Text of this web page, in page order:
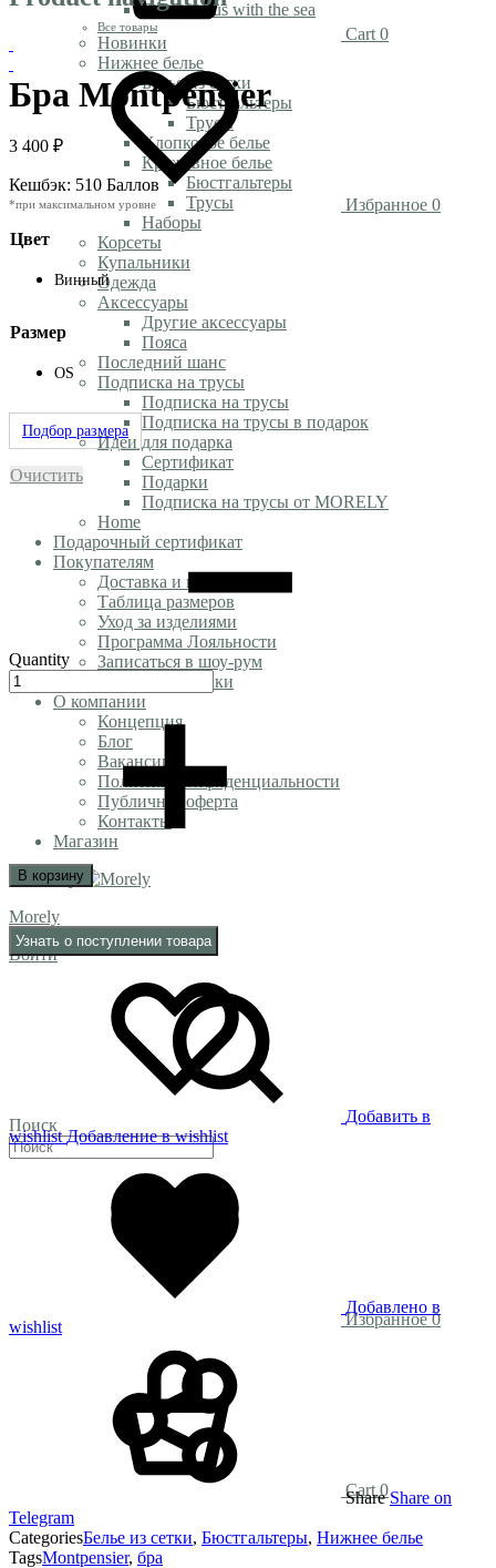
Rendezvous with the sea
Все товары
Новинки
Нижнее белье
Белье из сетки
Бюстгальтеры
Трусы
Хлопковое белье
Кружевное белье
Бюстгальтеры
Трусы
Наборы
Корсеты
Купальники
Одежда
Аксессуары
Другие аксессуары
Пояса
Последний шанс
Подписка на трусы
Подписка на трусы
Подписка на трусы в подарок
Идеи для подарка
Сертификат
Подарки
Подписка на трусы от MORELY
Home
Подарочный сертификат
Покупателям
Доставка и возврат
Таблица размеров
Уход за изделиями
Программа Лояльности
Записаться в шоу-рум
Оптовые Закупки
О компании
Концепция
Блог
Вакансии
Политика конфиденциальности
Публичная оферта
Контакты
Магазин
Morely
Войти
Поиск
Избранное 0
Cart 0
Cart 0
Избранное 0
Бра Montpensier
3 400 ₽
Кешбэк: 510 Баллов
*при максимальном уровне
Цвет
Винный
Размер
OS
Подбор размера
Очистить
Quantity
В корзину
Узнать о поступлении товара
Добавить в
wishlist Добавление в wishlist
Добавлено в
wishlist
Share Share on
Telegram
CategoriesБелье из сетки, Бюстгальтеры, Нижнее белье
TagsMontpensier, бра